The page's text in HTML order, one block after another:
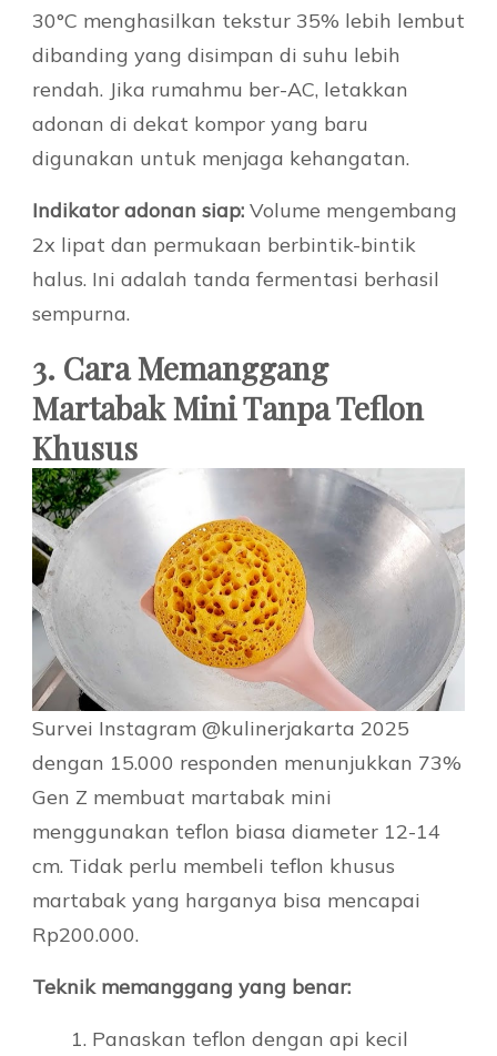
30°C menghasilkan tekstur 35% lebih lembut
dibanding yang disimpan di suhu lebih
rendah. Jika rumahmu ber-AC, letakkan
adonan di dekat kompor yang baru
digunakan untuk menjaga kehangatan.
Indikator adonan siap: Volume mengembang
2x lipat dan permukaan berbintik-bintik
halus. Ini adalah tanda fermentasi berhasil
sempurna.
3. Cara Memanggang
Martabak Mini Tanpa Teflon
Khusus
Survei Instagram @kulinerjakarta 2025
dengan 15.000 responden menunjukkan 73%
Gen Z membuat martabak mini
menggunakan teflon biasa diameter 12-14
cm. Tidak perlu membeli teflon khusus
martabak yang harganya bisa mencapai
Rp200.000.
Teknik memanggang yang benar:
Panaskan teflon dengan api kecil